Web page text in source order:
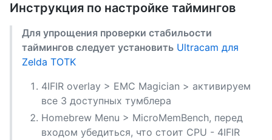
Инструкция по настройке таймингов
Для упрощения проверки стабильости
таймингов следует установить Ultracam для
Zelda TOTK
4IFIR overlay > EMC Magician > активируем
все 3 доступных тумблера
Homebrew Menu > MicroMemBench, перед
входом убедиться, что стоит CPU - 4IFIR